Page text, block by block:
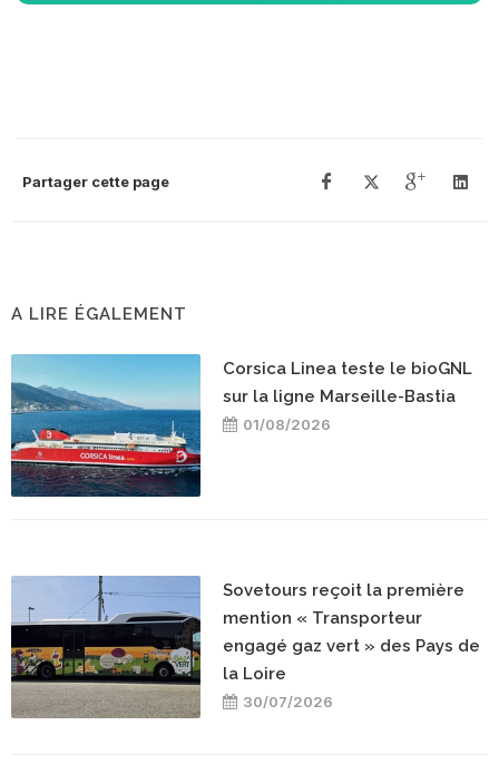
Partager cette page
A LIRE ÉGALEMENT
Corsica Linea teste le bioGNL
sur la ligne Marseille-Bastia
01/08/2026
Sovetours reçoit la première
mention « Transporteur
engagé gaz vert » des Pays de
la Loire
30/07/2026